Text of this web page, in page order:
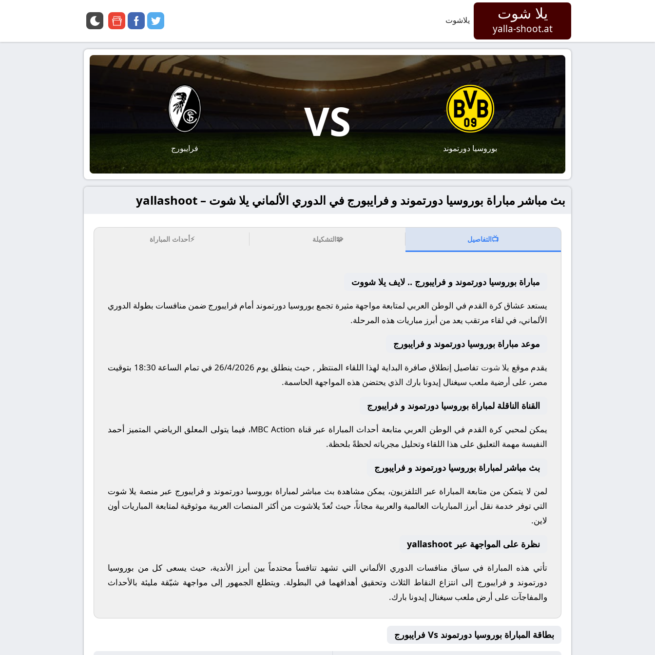
يلا شوت
yalla-shoot.at
يلاشوت twitter
facebook
google
بوروسيا دورتموند
VS
فرايبورج
بث مباشر مباراة بوروسيا دورتموند و فرايبورج في الدوري الألماني يلا شوت – yallashoot
📺التفاصيل 🧩التشكيلة ⚡أحداث المباراة
مباراة بوروسيا دورتموند و فرايبورج .. لايف يلا شووت
يستعد عشاق كرة القدم في الوطن العربي لمتابعة مواجهة مثيرة تجمع بوروسيا دورتموند أمام فرايبورج ضمن منافسات بطولة الدوري
الألماني، في لقاء مرتقب يعد من أبرز مباريات هذه المرحلة.
موعد مباراة بوروسيا دورتموند و فرايبورج
يقدم موقع يلا شوت تفاصيل إنطلاق صافرة البداية لهذا اللقاء المنتظر , حيث ينطلق يوم 26/4/2026 في تمام الساعة 18:30 بتوقيت
مصر، على أرضية ملعب سيغنال إيدونا بارك الذي يحتضن هذه المواجهة الحاسمة.
القناة الناقلة لمباراة بوروسيا دورتموند و فرايبورج
يمكن لمحبي كرة القدم في الوطن العربي متابعة أحداث المباراة عبر قناة MBC Action، فيما يتولى المعلق الرياضي المتميز أحمد
النفيسة مهمة التعليق على هذا اللقاء وتحليل مجرياته لحظةً بلحظة.
بث مباشر لمباراة بوروسيا دورتموند و فرايبورج
لمن لا يتمكن من متابعة المباراة عبر التلفزيون، يمكن مشاهدة بث مباشر لمباراة بوروسيا دورتموند و فرايبورج عبر منصة يلا شوت
التي توفر خدمة نقل أبرز المباريات العالمية والعربية مجاناً، حيث تُعدّ يلاشوت من أكثر المنصات العربية موثوقية لمتابعة المباريات أون
لاين.
نظرة على المواجهة عبر yallashoot
تأتي هذه المباراة في سياق منافسات الدوري الألماني التي تشهد تنافساً محتدماً بين أبرز الأندية، حيث يسعى كل من بوروسيا
دورتموند و فرايبورج إلى انتزاع النقاط الثلاث وتحقيق أهدافهما في البطولة. ويتطلع الجمهور إلى مواجهة شيّقة مليئة بالأحداث
والمفاجآت على أرض ملعب سيغنال إيدونا بارك.
بطاقة المباراة بوروسيا دورتموند Vs فرايبورج